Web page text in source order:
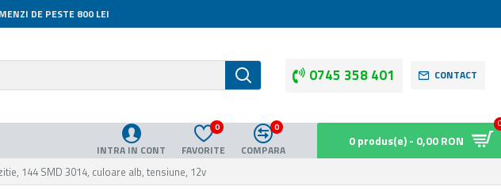
DE PESTE 800 LEI
0745 358 401 CONTACT
INTRA IN CONT FAVORITE
0
COMPARA
0
0 produs(e) - 0,00 RON
144 SMD 3014, culoare alb, tensiune, 12v